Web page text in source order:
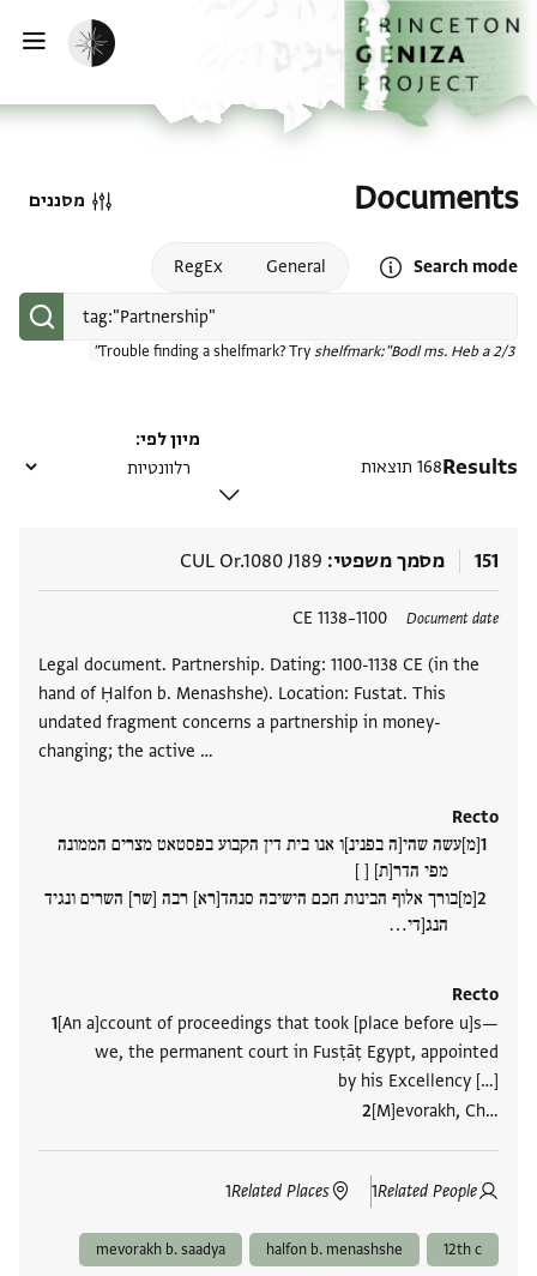
דילוג לתוכן
דף הבית
הפעלת מצב כהה
Documents
Search mode
Open search mode help
General
RegEx
Trouble finding a shelfmark? Try shelfmark:"Bodl ms. Heb a 2/3"
מסננים
Results168 תוצאות
מיון לפי
151 מסמך משפטי CUL Or.1080 J189
Document date
1100–1138 CE
Legal document. Partnership. Dating: 1100-1138 CE (in the
hand of Ḥalfon b. Menashshe). Location: Fustat. This
undated fragment concerns a partnership in money-
changing; the active …
Recto
[מ]עשה שהי[ה בפנינ]ו אנו בית דין הקבוע בפסטאט מצרים הממונה
מפי הדר[ת] [ ]
[מ]בורך אלוף הבינות חכם הישיבה סנהד[רא] רבה [שר] השרים ונגיד
הנג[די‮…
Recto
[An a]ccount of proceedings that took [place before u]s—
we, the permanent court in Fusṭāṭ Egypt, appointed
by his Excellency […]
[M]evorakh, Ch‮…
Related People
1
Related Places
1
תגים
12th c
halfon b. menashshe
mevorakh b. saadya